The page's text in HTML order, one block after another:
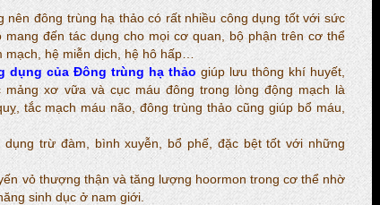
nên đông trùng hạ thảo có rất nhiều công dụng tốt với sức
đến tác dụng cho mọi cơ quan, bộ phận trên cơ thể
mạch, hệ miễn dịch, hệ hô hấp…
dụng của Đông trùng hạ thảo giúp lưu thông khí huyết,
xơ vữa và cục máu đông trong lòng động mạch là
tắc mạch máu não, đông trùng thảo cũng giúp bổ máu,
trừ đàm, bình xuyễn, bổ phế, đặc bệt tốt với những
vỏ thượng thận và tăng lượng hoormon trong cơ thể nhờ
sinh dục ở nam giới.